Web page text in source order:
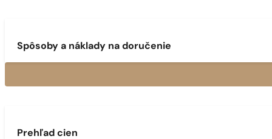
Spôsoby a náklady na doručenie
Prehľad cien